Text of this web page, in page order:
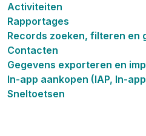
Activiteiten
Rapportages
Records zoeken, filteren en
Contacten
Gegevens exporteren en
In-app aankopen (IAP, In-
Sneltoetsen